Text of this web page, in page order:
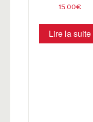
15.00€
Lire la suite